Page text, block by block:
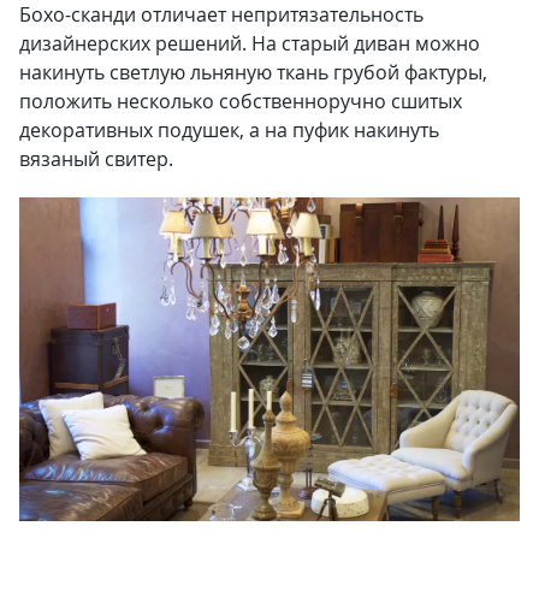
Бохо-сканди отличает непритязательность
дизайнерских решений. На старый диван можно
накинуть светлую льняную ткань грубой фактуры,
положить несколько собственноручно сшитых
декоративных подушек, а на пуфик накинуть
вязаный свитер.